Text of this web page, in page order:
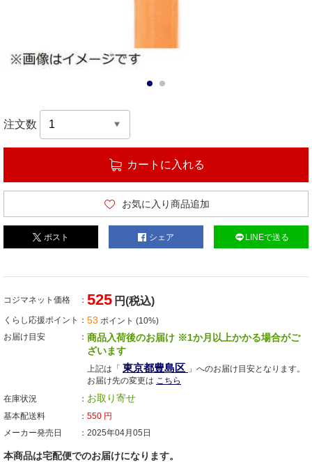
注文数
カートに入れる
お気に入り商品追加
ポスト シェア LINEで送る
コジマネット価格 525 円(税込)
くらし応援ポイント 53 ポイント (10%)
お届け目安
商品入荷後のお届け ※1か月以上かかる場合がご
ざいます
上記は「 東京都豊島区 」へのお届け目安となります。
お届け先の変更は こちら
在庫状況
お取り寄せ
基本配送料 550 円
メーカー発売日
2025年04月05日
本商品は宅配便でのお届けになります。